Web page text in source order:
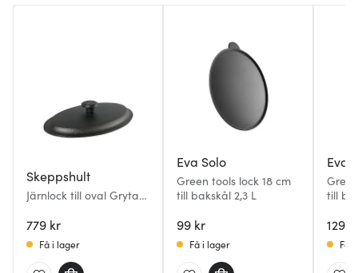
Skeppshult
Järnlock till oval Gryta 4
779 kr
Få i lager
Eva Solo
Green tools lock 18 cm
till bakskål 2,3 L
99 kr
Få i lager
Eva
till
129
Få